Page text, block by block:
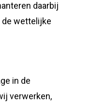
daarbij
wettelijke
in de
verwerken,